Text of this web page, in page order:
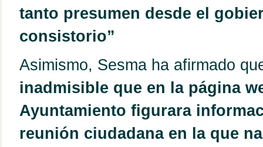
tanto presumen desde el
consistorio”
Asimismo, Sesma ha afirmado
inadmisible que en la página
Ayuntamiento figurara
reunión ciudadana en la que